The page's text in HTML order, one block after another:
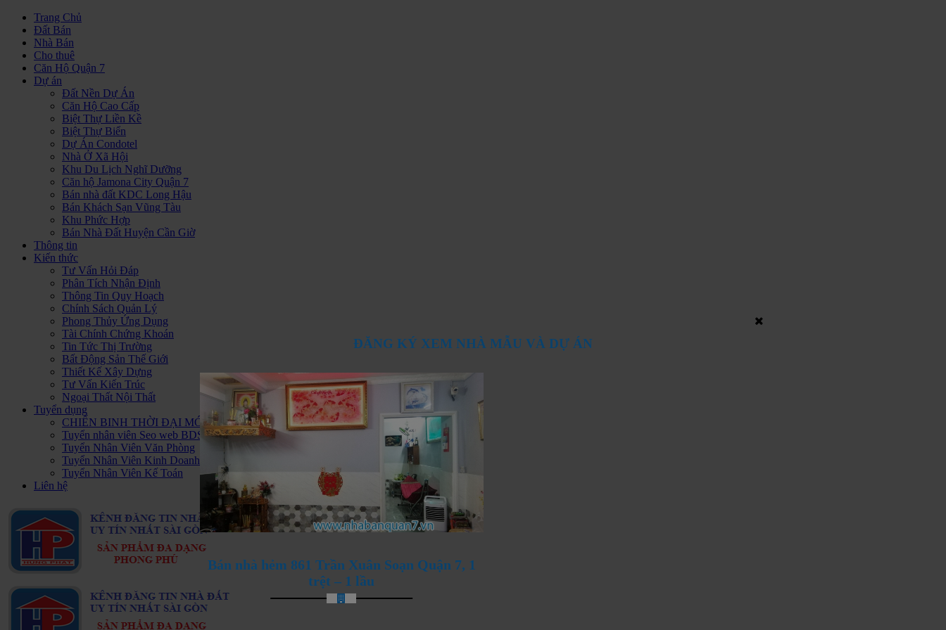
Trang Chủ
Đất Bán
Nhà Bán
Cho thuê
Căn Hộ Quận 7
Dự án
Đất Nền Dự Án
Căn Hộ Cao Cấp
Biệt Thự Liền Kề
Biệt Thự Biển
Dự Án Condotel
Nhà Ở Xã Hội
Khu Du Lịch Nghĩ Dưỡng
Căn hộ Jamona City Quận 7
Bán nhà đất KDC Long Hậu
Bán Khách Sạn Vũng Tàu
Khu Phức Hợp
Bán Nhà Đất Huyện Cần Giờ
Thông tin
Kiến thức
Tư Vấn Hỏi Đáp
Phân Tích Nhận Định
Thông Tin Quy Hoạch
Chính Sách Quản Lý
Phong Thủy Ứng Dụng
Tài Chính Chứng Khoán
Tin Tức Thị Trường
Bất Động Sản Thế Giới
Thiết Kế Xây Dựng
Tư Vấn Kiến Trúc
Ngoại Thất Nội Thất
Tuyển dụng
CHIẾN BINH THỜI ĐẠI MỚI - HAPPY PLUS ĐANG ĐÓN CHÀO NHỮNG
Tuyển nhân viên Seo web BDS
Tuyển Nhân Viên Văn Phòng
Tuyển Nhân Viên Kinh Doanh BDS
Tuyển Nhân Viên Kế Toán
Liên hệ
ĐĂNG KÝ XEM NHÀ MẪU VÀ DỰ ÁN
Bán nhà hẻm 861 Trần Xuân Soạn Quận 7, 1
trệt – 1 lầu